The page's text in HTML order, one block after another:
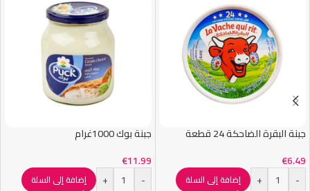
جبنة البقرة الضاحكة 24 قطعة
€6.49
-
+ إضافة إلى السلة
جبنة بوك 1000غرام
€11.99
-
+ إضافة إلى السلة